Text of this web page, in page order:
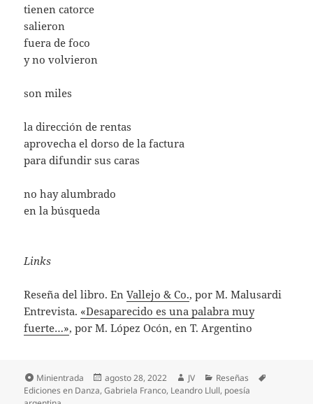
tienen catorce
salieron
fuera de foco
y no volvieron
son miles
la dirección de rentas
aprovecha el dorso de la factura
para difundir sus caras
no hay alumbrado
en la búsqueda
Links
Reseña del libro. EnVallejo & Co., por M. Malusardi
Entrevista. «Desaparecido es una palabra muy
fuerte…», por M. López Ocón, en T. Argentino
Formato
Minientrada
Publicado
el
agosto 28, 2022 Autor
JV Categorías
Reseñas
Ediciones en Danza,Gabriela Franco, Leandro Llull, poesía